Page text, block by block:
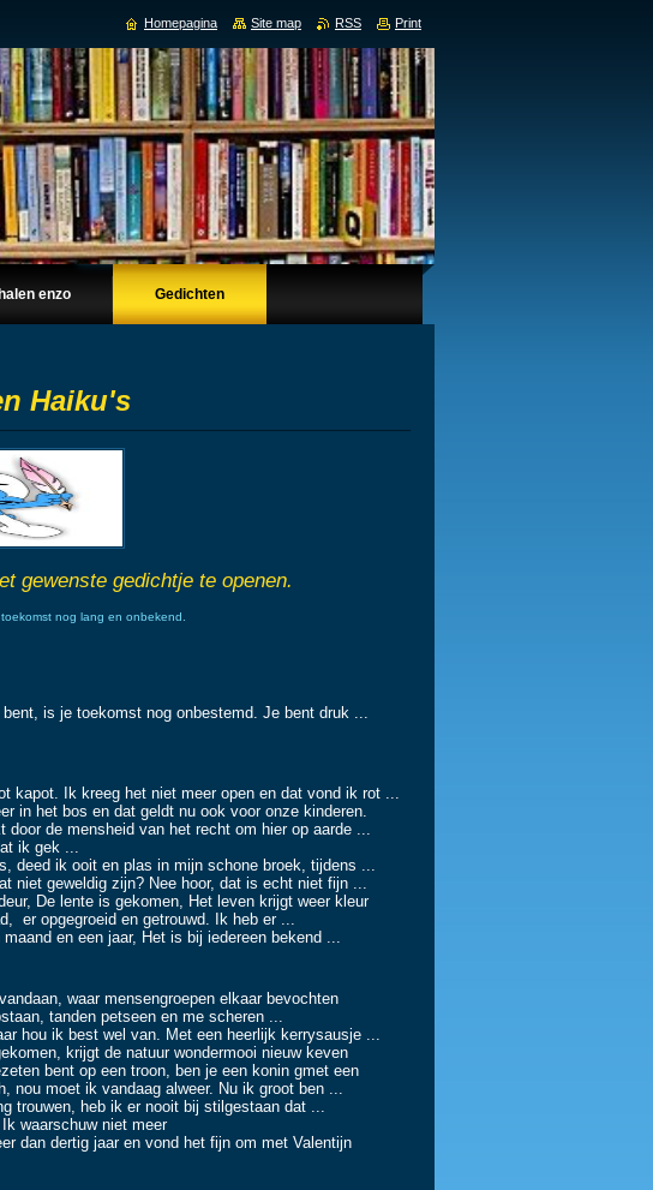
enzo Gedichten
Haiku's
gewenste gedichtje te openen.
nog lang en onbekend.
is je toekomst nog onbestemd. Je bent druk ...
Ik kreeg het niet meer open en dat vond ik rot ...
bos en dat geldt nu ook voor onze kinderen.
de mensheid van het recht om hier op aarde ...
gek ...
en plas in mijn schone broek, tijdens ...
zijn? Nee hoor, dat is echt niet fijn ...
is gekomen, Het leven krijgt weer kleur
en getrouwd. Ik heb er ...
jaar, Het is bij iedereen bekend ...
mensengroepen elkaar bevochten
tanden petseen en me scheren ...
wel van. Met een heerlijk kerrysausje ...
krijgt de natuur wondermooi nieuw keven
op een troon, ben je een konin gmet een
ik vandaag alweer. Nu ik groot ben ...
heb ik er nooit bij stilgestaan dat ...
niet meer
jaar en vond het fijn om met Valentijn
Homepagina Site map RSS Print